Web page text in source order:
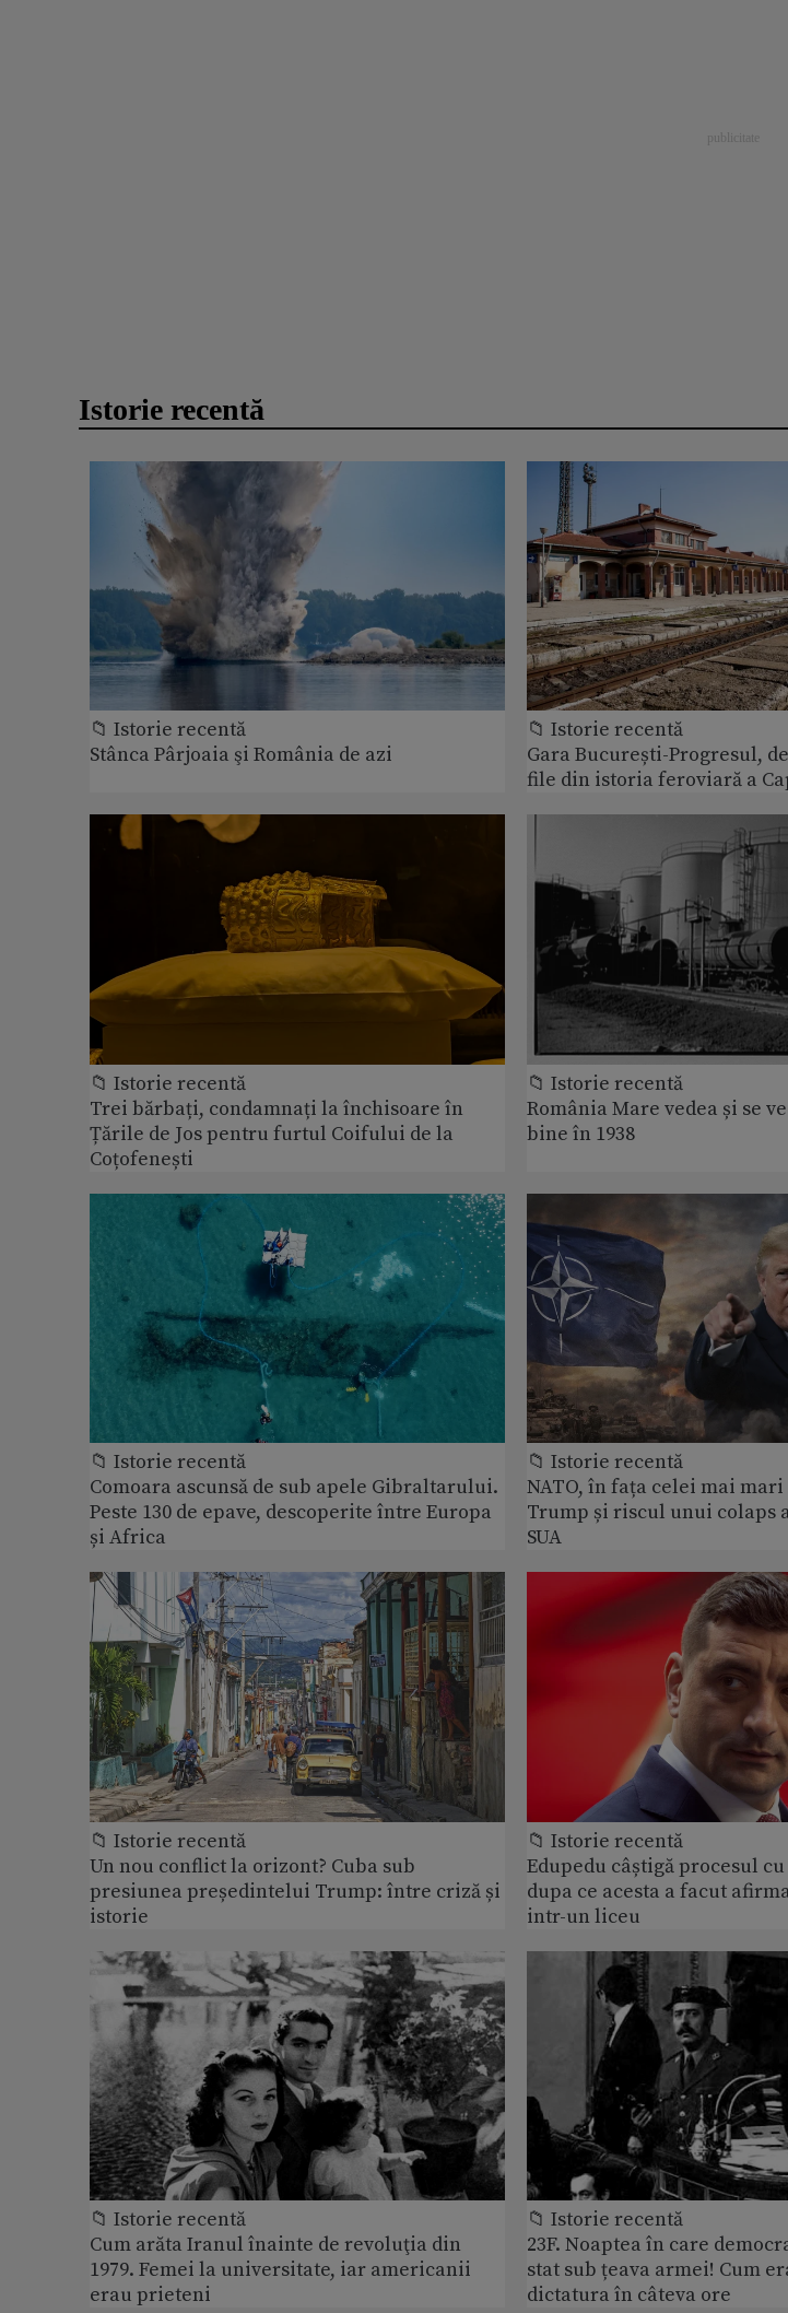
Istorie recentă
📁 Istorie recentă
Stânca Pârjoaia şi România de azi
📁 Istorie recentă
Gara București-Progresul,
file din istoria feroviară a
📁 Istorie recentă
Trei bărbați, condamnați la închisoare în
Țările de Jos pentru furtul Coifului de la
Coțofenești
📁 Istorie recentă
România Mare vedea și se
bine în 1938
📁 Istorie recentă
Comoara ascunsă de sub apele Gibraltarului.
Peste 130 de epave, descoperite între Europa
și Africa
📁 Istorie recentă
NATO, în fața celei mai
Trump și riscul unui colaps
SUA
📁 Istorie recentă
Un nou conflict la orizont? Cuba sub
presiunea președintelui Trump: între criză și
istorie
📁 Istorie recentă
Edupedu câștigă procesul
dupa ce acesta a facut
intr-un liceu
📁 Istorie recentă
Cum arăta Iranul înainte de revoluţia din
1979. Femei la universitate, iar americanii
erau prieteni
📁 Istorie recentă
23F. Noaptea în care
stat sub țeava armei! Cum
dictatura în câteva ore